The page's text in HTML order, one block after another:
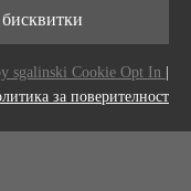
sgalinski Cookie Opt In
за поверителност